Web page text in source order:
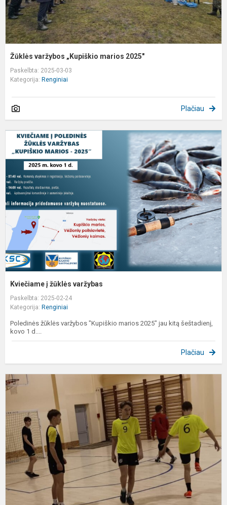
Žūklės varžybos „Kupiškio marios 2025"
Paskelbta: 2025-03-03
Kategorija: Renginiai
Plačiau
Kviečiame į žūklės varžybas
Paskelbta: 2025-02-24
Kategorija: Renginiai
Poledinės žūklės varžybos "Kupiškio marios 2025" jau kitą šeštadienį,
kovo 1 d....
Plačiau